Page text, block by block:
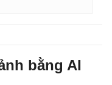
bằng AI